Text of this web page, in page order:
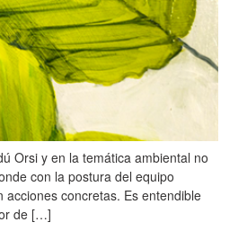
Orsi y en la temática ambiental no
con la postura del equipo
concretas. Es entendible
de […]